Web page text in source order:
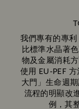
我們專有的專
比標準水晶著
物及金屬消耗
使用 EU-PEF
大門」生命週
流程的明顯改
例，其